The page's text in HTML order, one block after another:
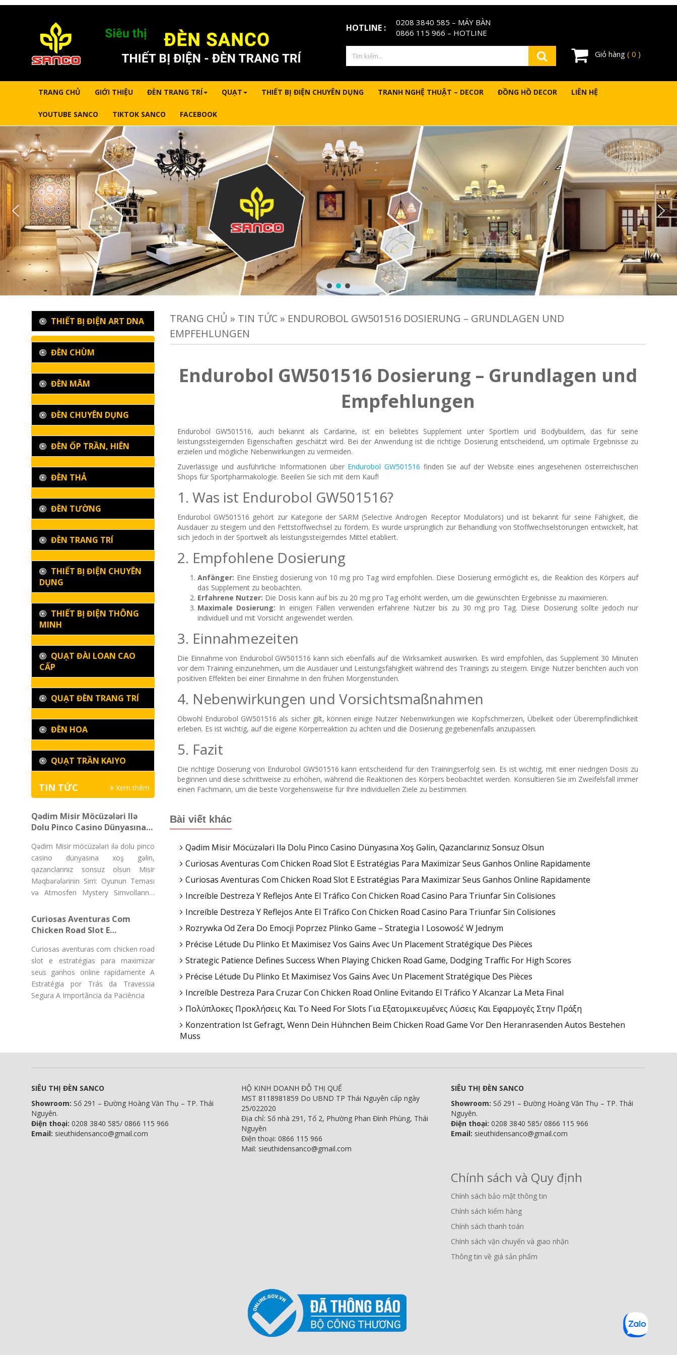
HOTLINE : 0208 3840 585 – MÁY BÀN
0866 115 966 – HOTLINE
Giỏ hàng ( 0 )
TRANG CHỦ GIỚI THIỆU ĐÈN TRANG TRÍ QUẠT THIẾT BỊ ĐIỆN CHUYÊN DỤNG TRANH NGHỆ THUẬT – DECOR ĐỒNG HỒ DECOR LIÊN HỆ
YOUTUBE SANCO TIKTOK SANCO FACEBOOK
TRANG CHỦ » TIN TỨC» ENDUROBOL GW501516 DOSIERUNG – GRUNDLAGEN UND
EMPFEHLUNGEN
Endurobol GW501516 Dosierung – Grundlagen und
Empfehlungen
Endurobol GW501516, auch bekannt als Cardarine, ist ein beliebtes Supplement unter Sportlern und Bodybuildern, das für seine
leistungssteigernden Eigenschaften geschätzt wird. Bei der Anwendung ist die richtige Dosierung entscheidend, um optimale Ergebnisse zu
erzielen und mögliche Nebenwirkungen zu vermeiden.
Zuverlässige und ausführliche Informationen über Endurobol GW501516 finden Sie auf der Website eines angesehenen österreichischen
Shops für Sportpharmakologie. Beeilen Sie sich mit dem Kauf!
1. Was ist Endurobol GW501516?
Endurobol GW501516 gehört zur Kategorie der SARM (Selective Androgen Receptor Modulators) und ist bekannt für seine Fähigkeit, die
Ausdauer zu steigern und den Fettstoffwechsel zu fördern. Es wurde ursprünglich zur Behandlung von Stoffwechselstörungen entwickelt, hat
sich jedoch in der Sportwelt als leistungssteigerndes Mittel etabliert.
2. Empfohlene Dosierung
Anfänger: Eine Einstieg dosierung von 10 mg pro Tag wird empfohlen. Diese Dosierung ermöglicht es, die Reaktion des Körpers auf
das Supplement zu beobachten.
Erfahrene Nutzer: Die Dosis kann auf bis zu 20 mg pro Tag erhöht werden, um die gewünschten Ergebnisse zu maximieren.
Maximale Dosierung: In einigen Fällen verwenden erfahrene Nutzer bis zu 30 mg pro Tag. Diese Dosierung sollte jedoch nur
individuell und mit Vorsicht angewendet werden.
3. Einnahmezeiten
Die Einnahme von Endurobol GW501516 kann sich ebenfalls auf die Wirksamkeit auswirken. Es wird empfohlen, das Supplement 30 Minuten
vor dem Training einzunehmen, um die Ausdauer und Leistungsfähigkeit während des Trainings zu steigern. Einige Nutzer berichten auch von
positiven Effekten bei einer Einnahme in den frühen Morgenstunden.
4. Nebenwirkungen und Vorsichtsmaßnahmen
Obwohl Endurobol GW501516 als sicher gilt, können einige Nutzer Nebenwirkungen wie Kopfschmerzen, Übelkeit oder Überempfindlichkeit
erleben. Es ist wichtig, auf die eigene Körperreaktion zu achten und die Dosierung gegebenenfalls anzupassen.
5. Fazit
Die richtige Dosierung von Endurobol GW501516 kann entscheidend für den Trainingserfolg sein. Es ist wichtig, mit einer niedrigen Dosis zu
beginnen und diese schrittweise zu erhöhen, während die Reaktionen des Körpers beobachtet werden. Konsultieren Sie im Zweifelsfall immer
einen Fachmann, um die beste Vorgehensweise für Ihre individuellen Ziele zu bestimmen.
Bài viết khác
Qədim Misir Möcüzələri Ilə Dolu Pinco Casino Dünyasına Xoş Gəlin, Qazanclarınız Sonsuz Olsun
Curiosas Aventuras Com Chicken Road Slot E Estratégias Para Maximizar Seus Ganhos Online Rapidamente
Curiosas Aventuras Com Chicken Road Slot E Estratégias Para Maximizar Seus Ganhos Online Rapidamente
Increíble Destreza Y Reflejos Ante El Tráfico Con Chicken Road Casino Para Triunfar Sin Colisiones
Increíble Destreza Y Reflejos Ante El Tráfico Con Chicken Road Casino Para Triunfar Sin Colisiones
Rozrywka Od Zera Do Emocji Poprzez Plinko Game – Strategia I Losowość W Jednym
Précise Létude Du Plinko Et Maximisez Vos Gains Avec Un Placement Stratégique Des Pièces
Strategic Patience Defines Success When Playing Chicken Road Game, Dodging Traffic For High Scores
Précise Létude Du Plinko Et Maximisez Vos Gains Avec Un Placement Stratégique Des Pièces
Increíble Destreza Para Cruzar Con Chicken Road Online Evitando El Tráfico Y Alcanzar La Meta Final
Πολύπλοκες Προκλήσεις Και Το Need For Slots Για Εξατομικευμένες Λύσεις Και Εφαρμογές Στην Πράξη
Konzentration Ist Gefragt, Wenn Dein Hühnchen Beim Chicken Road Game Vor Den Heranrasenden Autos Bestehen
Muss
THIẾT BỊ ĐIỆN ART DNA
ĐÈN CHÙM
ĐÈN MÂM
ĐÈN CHUYÊN DỤNG
ĐÈN ỐP TRẦN, HIÊN
ĐÈN THẢ
ĐÈN TƯỜNG
ĐÈN TRANG TRÍ
THIẾT BỊ ĐIỆN CHUYÊN
DỤNG
THIẾT BỊ ĐIỆN THÔNG
MINH
QUẠT ĐÀI LOAN CAO
CẤP
QUẠT ĐÈN TRANG TRÍ
ĐÈN HOA
QUẠT TRẦN KAIYO
TIN TỨC Xem thêm
Qədim Misir Möcüzələri Ilə
Dolu Pinco Casino Dünyasına
Sonsuz Olsun
Qədim Misir möcüzələri ilə dolu pinco
casino dünyasına xoş gəlin,
qazanclarınız sonsuz olsun Misir
Məqbərələrinin Sirri: Oyunun Teması
və Atmosferi Mystery Simvollarının
Curiosas Aventuras Com
Chicken Road Slot E
Seus Ganhos Online
Rapidamente
Curiosas aventuras com chicken road
slot e estratégias para maximizar
seus ganhos online rapidamente A
Estratégia por Trás da Travessia
Segura A Importância da Paciência
SIÊU THỊ ĐÈN SANCO
Showroom: Số 291 – Đường Hoàng Văn Thụ – TP. Thái
Nguyên.
Điện thoại: 0208 3840 585/ 0866 115 966
Email: sieuthidensanco@gmail.com
HỘ KINH DOANH ĐỖ THỊ QUẾ
MST 8118981859 Do UBND TP Thái Nguyên cấp ngày
25/022020
Địa chỉ: Số nhà 291, Tổ 2, Phường Phan Đình Phùng, Thái
Nguyên
Điện thoại: 0866 115 966
Mail: sieuthidensanco@gmail.com
SIÊU THỊ ĐÈN SANCO
Showroom:Số 291 – Đường Hoàng Văn Thụ – TP. Thái
Nguyên.
Điện thoại: 0208 3840 585/ 0866 115 966
Email: sieuthidensanco@gmail.com
Chính sách và Quy định
Chính sách bảo mật thông tin
Chính sách kiểm hàng
Chính sách thanh toán
Chính sách vận chuyển và giao nhận
Thông tin về giá sản phẩm